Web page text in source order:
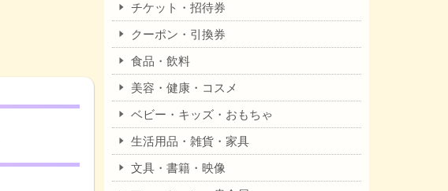
チケット・招待券
クーポン・引換券
食品・飲料
美容・健康・コスメ
ベビー・キッズ・おもちゃ
生活用品・雑貨・家具
文具・書籍・映像